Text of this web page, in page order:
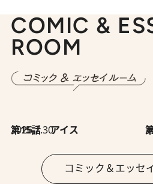
COMIC &
ROOM
2026.7.30
第15話 アイス 第
コミック＆エッセ